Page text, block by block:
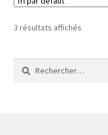
3 résultats affichés
Rechercher :